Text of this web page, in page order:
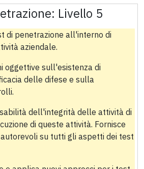
Livello 5
di penetrazione all'interno di
aziendale.
oggettive sull'esistenza di
delle difese e sulla
dell'integrità delle attività di
di queste attività. Fornisce
autorevoli su tutti gli aspetti dei test